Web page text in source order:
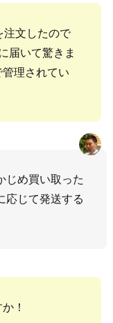
注文したので
届いて驚きま
理されてい
じめ買い取った
応じて発送する
！